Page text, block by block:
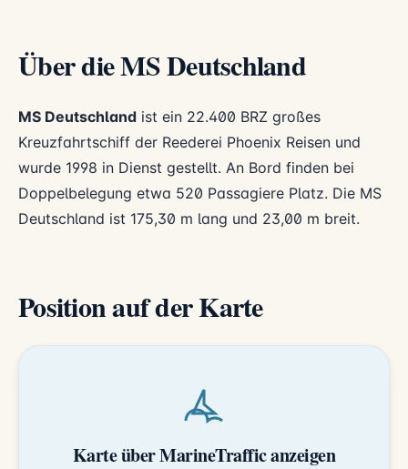
Über die MS Deutschland
MS Deutschland ist ein 22.400 BRZ großes
Kreuzfahrtschiff der Reederei Phoenix Reisen und
wurde 1998 in Dienst gestellt. An Bord finden bei
Doppelbelegung etwa 520 Passagiere Platz. Die MS
Deutschland ist 175,30 m lang und 23,00 m breit.
Position auf der Karte
Karte über MarineTraffic anzeigen